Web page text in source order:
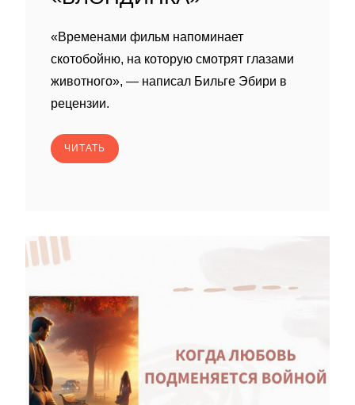
«Временами фильм напоминает
скотобойню, на которую смотрят глазами
животного», — написал Бильге Эбири в
рецензии.
ЧИТАТЬ